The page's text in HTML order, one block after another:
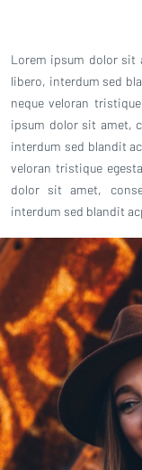
Lorem ipsum dolor sit
libero, interdum sed
neque veloran
ipsum dolor sit amet,
interdum sed blandit
veloran tristique
dolor sit amet,
interdum sed blandit